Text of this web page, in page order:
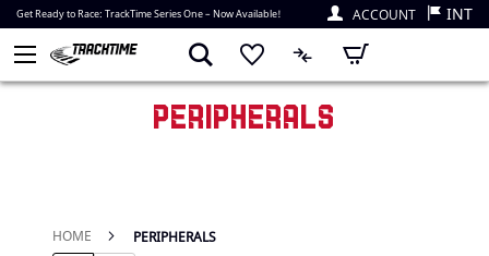
Get Ready to Race: TrackTime Series One – Now Available! ACCOUNT INT
My Cart
PERIPHERALS
HOME PERIPHERALS